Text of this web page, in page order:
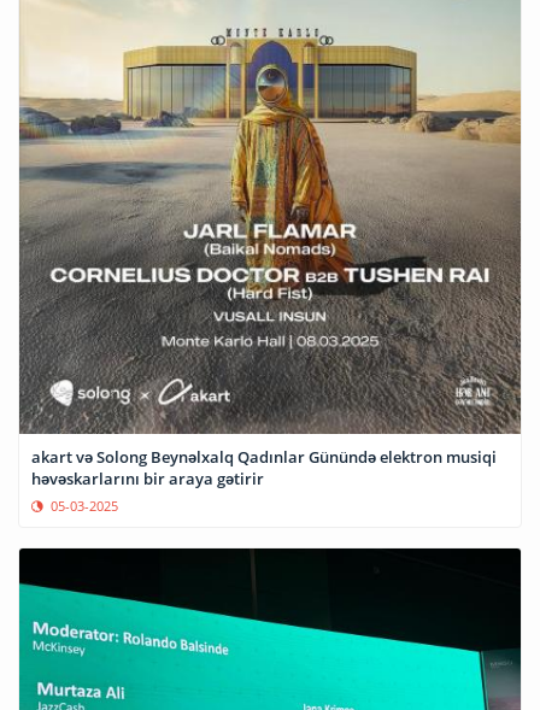
akart və Solong Beynəlxalq Qadınlar Günündə elektron musiqi
həvəskarlarını bir araya gətirir
05-03-2025